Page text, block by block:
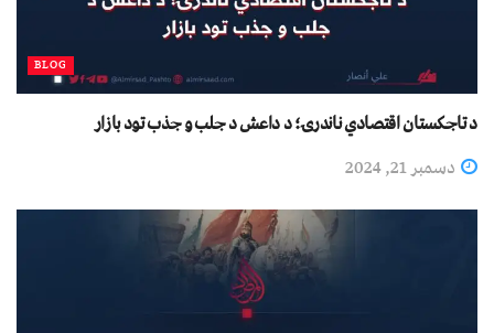
BLOG
د تاجکستان اقتصادي ناندرۍ؛ د داعش د جلب و جذب تود بازار
دسمبر 21, 2024